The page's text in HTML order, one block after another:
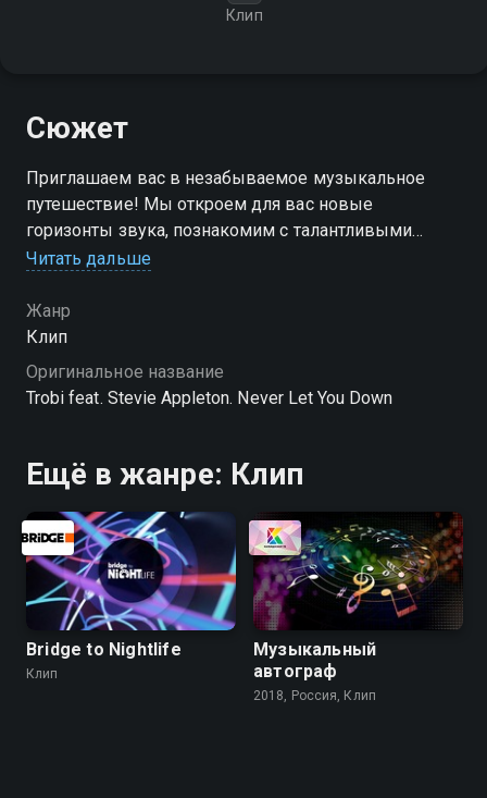
Клип
Сюжет
Приглашаем вас в незабываемое музыкальное
путешествие! Мы откроем для вас новые
горизонты звука, познакомим с талантливыми
исполнителями и представим уникальные
Читать дальше
Жанр
Клип
Оригинальное название
Trobi feat. Stevie Appleton. Never Let You Down
Ещё в жанре: Клип
Bridge to Nightlife
Клип
Музыкальный
автограф
2018, Россия, Клип